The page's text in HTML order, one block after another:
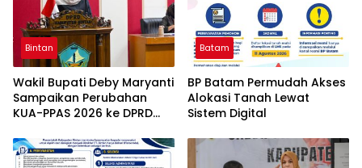
Bintan
Wakil Bupati Deby Maryanti
Sampaikan Perubahan
KUA-PPAS 2026 ke DPRD
Batam
BP Batam Permudah Akses
Alokasi Tanah Lewat
Sistem Digital